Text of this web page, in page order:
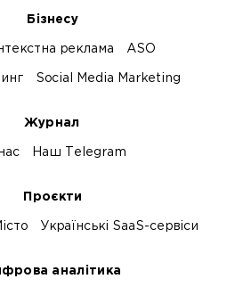
Бізнесу
реклама ASO
Social Media Marketing
Журнал
Наш Telegram
Проєкти
Українські SaaS-сервіси
аналітика